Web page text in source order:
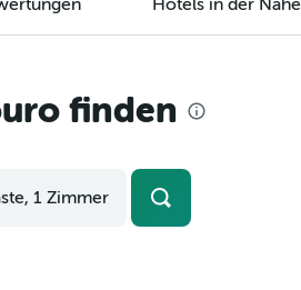
finden
1 Zimmer